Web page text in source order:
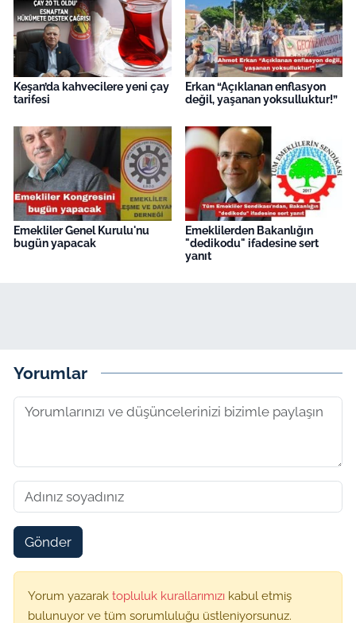
Keşan’da kahvecilere yeni çay
tarifesi
Erkan “Açıklanan enflasyon
değil, yaşanan yoksulluktur!”
Emekliler Genel Kurulu'nu
bugün yapacak
Emeklilerden Bakanlığın
"dedikodu" ifadesine sert
yanıt
Yorumlar
Gönder
Yorum yazarak topluluk kurallarımızı kabul etmiş
bulunuyor ve tüm sorumluluğu üstleniyorsunuz.